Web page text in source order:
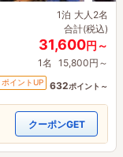
1泊 大人2名
合計(税込)
31,600円～
1名 15,800円～
ポイントUP 632ポイント～
クーポンGET